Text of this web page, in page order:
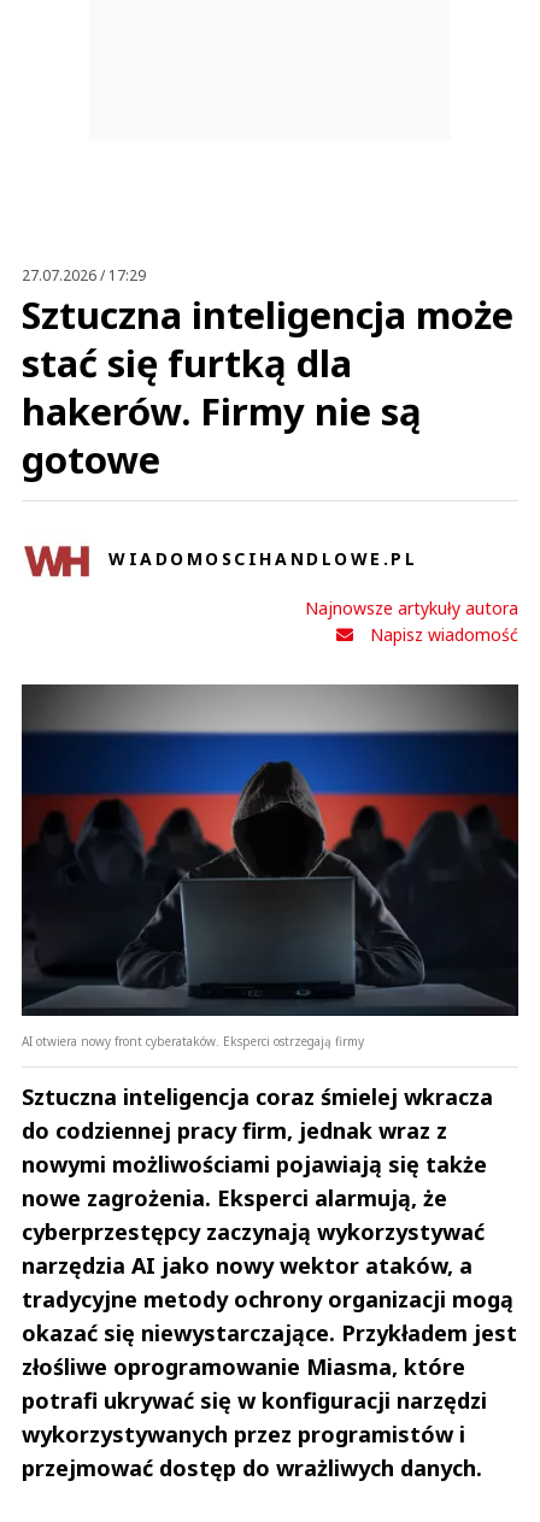
27.07.2026 / 17:29
Sztuczna inteligencja może
stać się furtką dla
hakerów. Firmy nie są
gotowe
WIADOMOSCIHANDLOWE.PL
Najnowsze artykuły autora
Napisz wiadomość
AI otwiera nowy front cyberataków. Eksperci ostrzegają firmy
Sztuczna inteligencja coraz śmielej wkracza
do codziennej pracy firm, jednak wraz z
nowymi możliwościami pojawiają się także
nowe zagrożenia. Eksperci alarmują, że
cyberprzestępcy zaczynają wykorzystywać
narzędzia AI jako nowy wektor ataków, a
tradycyjne metody ochrony organizacji mogą
okazać się niewystarczające. Przykładem jest
złośliwe oprogramowanie Miasma, które
potrafi ukrywać się w konfiguracji narzędzi
wykorzystywanych przez programistów i
przejmować dostęp do wrażliwych danych.